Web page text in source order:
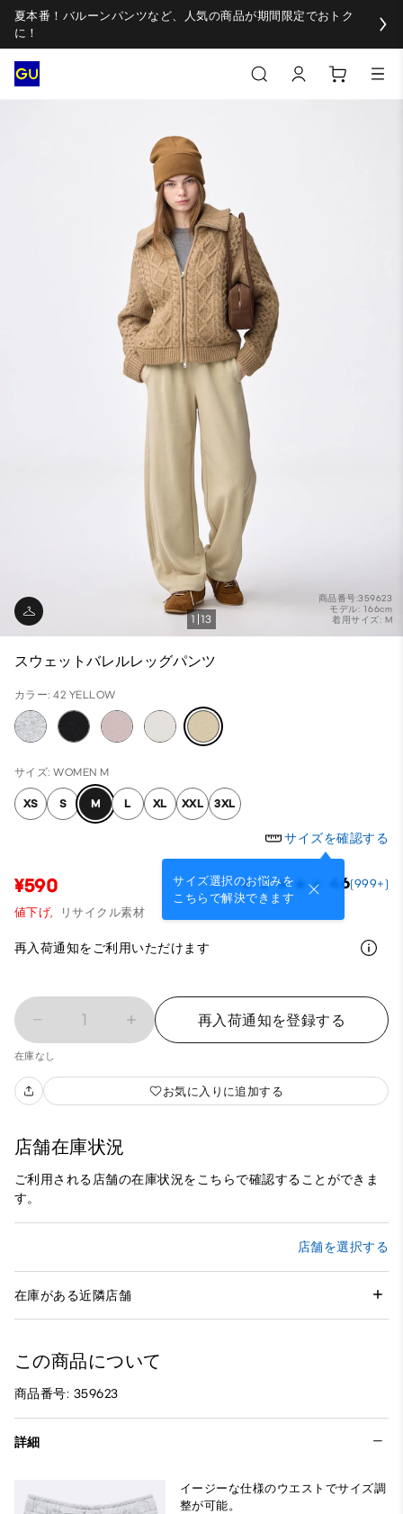
夏本番！バルーンパンツなど、人気の商品が期間限定でおトク
に！
商品番号:359623
モデル: 166cm
着用サイズ: M
1 13
スウェットバレルレッグパンツ
カラー: 42 YELLOW
サイズ: WOMEN M
XS S M L XL XXL 3XL
サイズを確認する
サイズ選択のお悩みを
こちらで解決できます
¥590 4.6(999+)
値下げ, リサイクル素材
再入荷通知をご利用いただけます
1 再入荷通知を登録する
在庫なし
お気に入りに追加する
店舗在庫状況
ご利用される店舗の在庫状況をこちらで確認することができま
す。
店舗を選択する
在庫がある近隣店舗
この商品について
商品番号: 359623
詳細
イージーな仕様のウエストでサイズ調
整が可能。